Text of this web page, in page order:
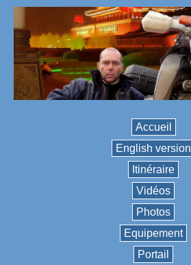
Accueil
English version
Itinéraire
Vidéos
Photos
Equipement
Portail